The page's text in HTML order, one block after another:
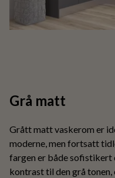
Grå matt
Grått matt vaskerom er
moderne, men fortsatt
fargen er både sofistikert
kontrast til den grå